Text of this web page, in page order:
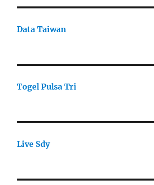
Data Taiwan
Togel Pulsa Tri
Live Sdy